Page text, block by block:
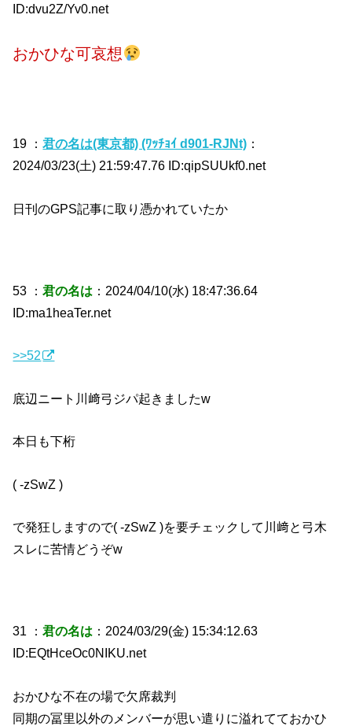
ID:dvu2Z/Yv0.net
おかひな可哀想
19 ：君の名は(東京都) (ﾜｯﾁｮｲ d901-RJNt) ：
2024/03/23(土) 21:59:47.76 ID:qipSUUkf0.net
日刊のGPS記事に取り憑かれていたか
53 ：君の名は ：2024/04/10(水) 18:47:36.64
ID:ma1heaTer.net
>>52
底辺ニート川﨑弓ジパ起きましたw
本日も下桁
( -zSwZ )
で発狂しますので( -zSwZ )を要チェックして川﨑と弓木
スレに苦情どうぞw
31 ：君の名は ：2024/03/29(金) 15:34:12.63
ID:EQtHceOc0NIKU.net
おかひな不在の場で欠席裁判
同期の冨里以外のメンバーが思い遣りに溢れてておかひ